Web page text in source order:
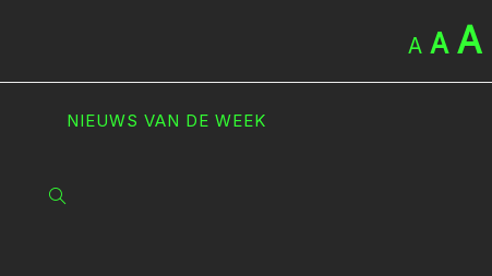
A A A
NIEUWS VAN DE WEEK
TOGGLE